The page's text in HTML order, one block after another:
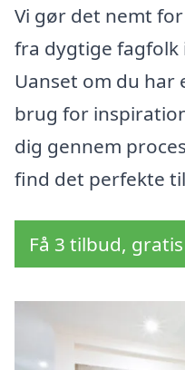
Vi gør det nemt
fra dygtige
Uanset om du har
brug for
dig gennem
find det perfekte
Få 3 tilbud,